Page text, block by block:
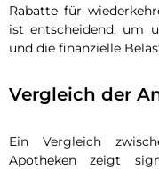
Rabatte für
ist entscheidend, um
und die finanzielle
Vergleich der
Ein Vergleich
Apotheken zeigt